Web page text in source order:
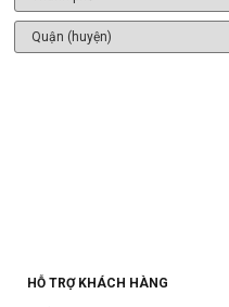
HỖ TRỢ KHÁCH HÀNG